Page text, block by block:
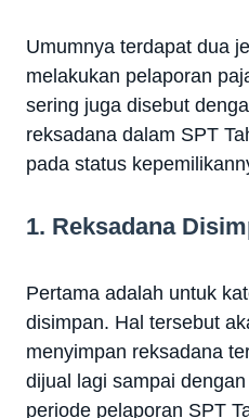
Umumnya terdapat dua
melakukan pelaporan
sering juga disebut
reksadana dalam SPT
pada status
1. Reksadana
Pertama adalah untuk
disimpan. Hal tersebut
menyimpan reksadana
dijual lagi sampai
periode pelaporan SPT